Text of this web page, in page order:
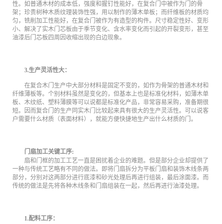
性。如普通木材的成本低，强度和握钉性能好，在复合门中被作为门的骨
架；珍贵树种木质纹理装饰性强，用以制作的薄木单板；而纤维板的材质均
匀，铣削加工性能好，在复合门被作为有造型的构件。尺寸稳定性好、变形
小、解决了实木门芯板由于季节变化、含水率变化而引起的开裂变形，甚至
油漆后门芯板四周因收缩出现的白边现象。
3.生产灵活性大：
在复合木门生产中大部分材料是固定不变的，如作为骨架的普通木材和
纤维薄板等。个别材料虽然是变化的，但基本上也是标准化材料，如薄木单
板、木纹纸、塑料薄膜等可以说都是标准化产品，非常容易采购，准备期很
短。因而复合门的生产同实木门比较起来具有很大的生产灵活性。可以说客
户需要什么材质（表面材料），就能方便快捷地生产出什么材质的门。
门扇加工关键工序:
扇和门框的加工工艺一直是困扰着企业的难题。但是部分企业却提供了
一种与传统工艺略有不同的做法。即将门扇拆分为平板门扇和装饰木线条两
部分，分别对这两部分进行底漆和砂光处理后再进行组装，最后涂面漆。而
传统的做法是先将各种木线条和门扇组装在一起，然后再进行油漆处理。
1.配料工序：